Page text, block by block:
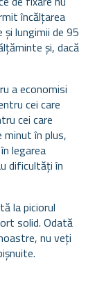
încălțarea
și lungimii de 95
și, dacă
a economisi
cei care
cei care
în plus,
legarea
dificultăți în
la piciorul
solid. Odată
nu veți